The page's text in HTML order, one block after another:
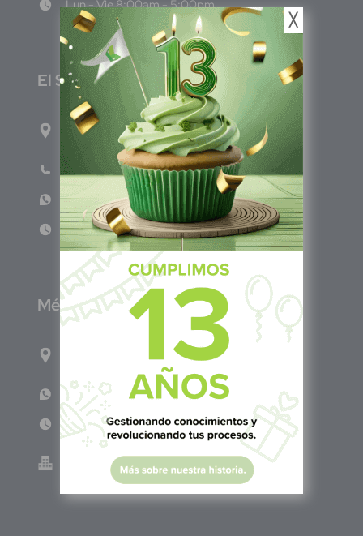
Lun - Vie 8:00am - 5:00pm
El Salvador
1ro Cll Pte, y 61 Av Nte, #3206, Local 9, San
Salvador Centro
Teléfono: +503 6986 1402
WhatsApp: +503 7687 3923
Lun - Vie 8:00am - 5:00pm
México
Calle Pitágoras 234, Col. Narvarte Poniente,
Alcaldía Benito Juárez, C.P. 03020, CDMX
WhatsApp: +52 33 140 76342
Lun - Vie 8:00 am - 5:00 pm
Green Know S.A de C.V - México
GKN200917TB2
╳